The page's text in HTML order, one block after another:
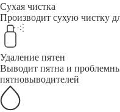
Сухая чистка
Производит сухую чистку
Удаление пятен
Выводит пятна и
пятновыводителей